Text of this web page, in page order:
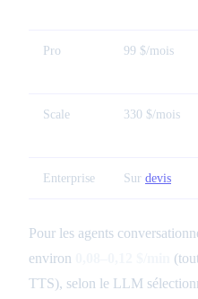
Pro 99 $/mois
Scale 330 $/mois
Enterprise Sur devis
Pour les agents
environ
TTS), selon le LLM